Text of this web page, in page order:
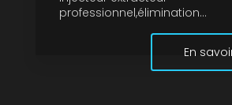
professionnel,élimination...
En